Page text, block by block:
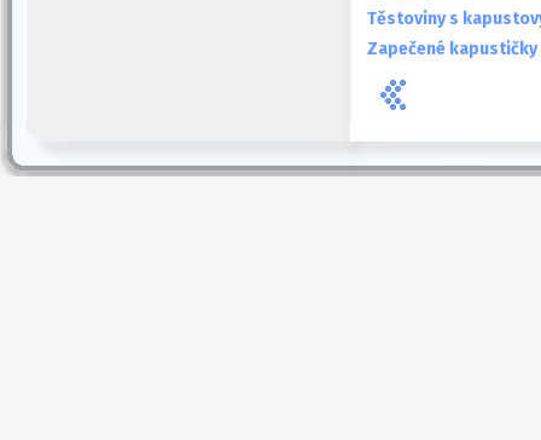
Těstoviny s
Zapečené kapustičky